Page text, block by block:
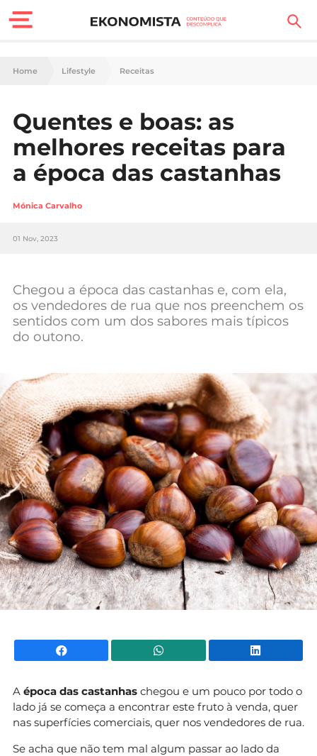
Finanças Pessoais
Carreira
Casa
Lifestyle
Sociedade
Negócios
Mundial 2026
Home Lifestyle Receitas
Quentes e boas: as
melhores receitas para
a época das castanhas
Mónica Carvalho
01 Nov, 2023
Chegou a época das castanhas e, com ela,
os vendedores de rua que nos preenchem os
sentidos com um dos sabores mais típicos
do outono.
Facebook WhatsApp
A época das castanhas chegou e um pouco por todo o
lado já se começa a encontrar este fruto à venda, quer
nas superfícies comerciais, quer nos vendedores de rua.
Se acha que não tem mal algum passar ao lado da